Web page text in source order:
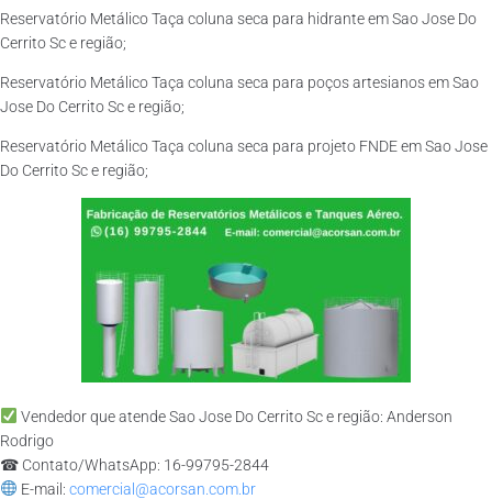
Reservatório Metálico Taça coluna seca para hidrante em Sao Jose Do
Cerrito Sc e região;
Reservatório Metálico Taça coluna seca para poços artesianos em Sao
Jose Do Cerrito Sc e região;
Reservatório Metálico Taça coluna seca para projeto FNDE em Sao Jose
Do Cerrito Sc e região;
Vendedor que atende Sao Jose Do Cerrito Sc e região: Anderson
Rodrigo
☎ Contato/WhatsApp: 16-99795-2844
E-mail: comercial@acorsan.com.br